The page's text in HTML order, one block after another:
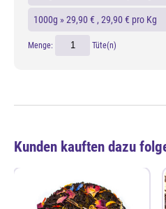
1000g »29,90 € , 29,90 € pro Kg
Menge: Tüte(n)
Kunden kauften dazu